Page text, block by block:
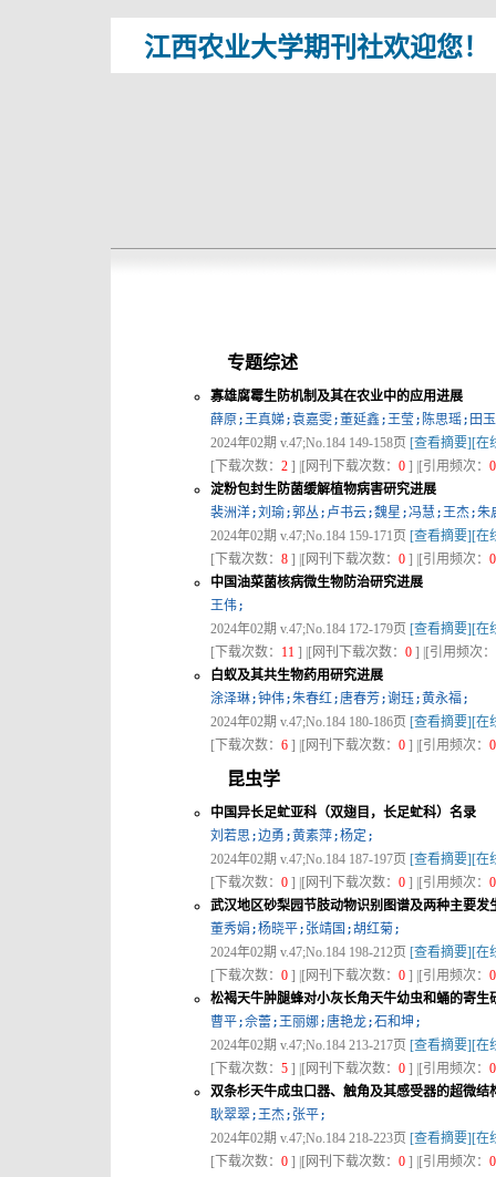
江西农业大学期刊社欢迎您！
专题综述
寡雄腐霉生防机制及其在农业中的应用进展
薛原;王真娣;袁嘉雯;董延鑫;王莹;陈思瑶;田
2024年02期 v.47;No.184 149-158页 [查看摘要][在
[下载次数： 2 ] |[网刊下载次数： 0 ] |[引用频次： 0
淀粉包封生防菌缓解植物病害研究进展
裴洲洋;刘瑜;郭丛;卢书云;魏星;冯慧;王杰;朱
2024年02期 v.47;No.184 159-171页 [查看摘要][在
[下载次数： 8 ] |[网刊下载次数： 0 ] |[引用频次： 0
中国油菜菌核病微生物防治研究进展
王伟;
2024年02期 v.47;No.184 172-179页 [查看摘要][在
[下载次数： 11 ] |[网刊下载次数： 0 ] |[引用频次：
白蚁及其共生物药用研究进展
涂泽琳;钟伟;朱春红;唐春芳;谢珏;黄永福;
2024年02期 v.47;No.184 180-186页 [查看摘要][在
[下载次数： 6 ] |[网刊下载次数： 0 ] |[引用频次： 0
昆虫学
中国异长足虻亚科（双翅目，长足虻科）名录
刘若思;边勇;黄素萍;杨定;
2024年02期 v.47;No.184 187-197页 [查看摘要][在
[下载次数： 0 ] |[网刊下载次数： 0 ] |[引用频次： 0
武汉地区砂梨园节肢动物识别图谱及两种主要发
董秀娟;杨晓平;张靖国;胡红菊;
2024年02期 v.47;No.184 198-212页 [查看摘要][在
[下载次数： 0 ] |[网刊下载次数： 0 ] |[引用频次： 0
松褐天牛肿腿蜂对小灰长角天牛幼虫和蛹的寄生
曹平;佘蕾;王丽娜;唐艳龙;石和坤;
2024年02期 v.47;No.184 213-217页 [查看摘要][在
[下载次数： 5 ] |[网刊下载次数： 0 ] |[引用频次： 0
双条杉天牛成虫口器、触角及其感受器的超微结
耿翠翠;王杰;张平;
2024年02期 v.47;No.184 218-223页 [查看摘要][在
[下载次数： 0 ] |[网刊下载次数： 0 ] |[引用频次： 0